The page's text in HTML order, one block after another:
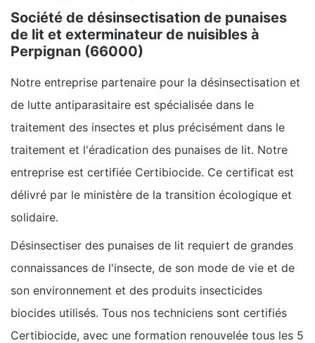
Société de désinsectisation de punaises
de lit et exterminateur de nuisibles à
Perpignan (66000)
Notre entreprise partenaire pour la désinsectisation et
de lutte antiparasitaire est spécialisée dans le
traitement des insectes et plus précisément dans le
traitement et l'éradication des punaises de lit. Notre
entreprise est certifiée Certibiocide. Ce certificat est
délivré par le ministère de la transition écologique et
solidaire.
Désinsectiser des punaises de lit requiert de grandes
connaissances de l'insecte, de son mode de vie et de
son environnement et des produits insecticides
biocides utilisés. Tous nos techniciens sont certifiés
Certibiocide, avec une formation renouvelée tous les 5